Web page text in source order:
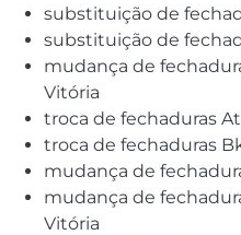
substituição de
substituição de
mudança de
Vitória
troca de fechaduras
troca de fechaduras
mudança de
mudança de
Vitória